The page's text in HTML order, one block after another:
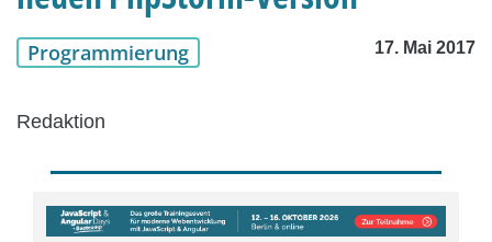
Programmierung 17. Mai 2017
Redaktion